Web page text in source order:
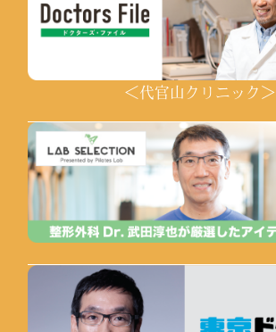
＜代官山クリニック＞